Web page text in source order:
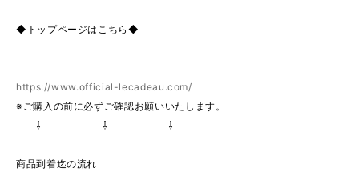
◆トップページはこちら◆
https://www.official-lecadeau.com/
※ご購入の前に必ずご確認お願いいたします。
⇩ ⇩ ⇩
商品到着迄の流れ